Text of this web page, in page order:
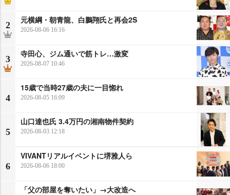
2
元横綱・朝青龍、白鵬翔氏と再会2S
2026-08-06 16:16
3
寺田心、ジム通いで筋トレ…激変
2026-08-07 10:46
4
15歳で当時27歳の夫に一目惚れ
2026-08-05 16:09
5
山口達也氏 3.4万円の湘南物件契約
2026-08-03 12:18
6
VIVANTリアルイベントに堺雅人ら
2026-08-06 18:00
「父の部屋を奪いたい」→大改造へ